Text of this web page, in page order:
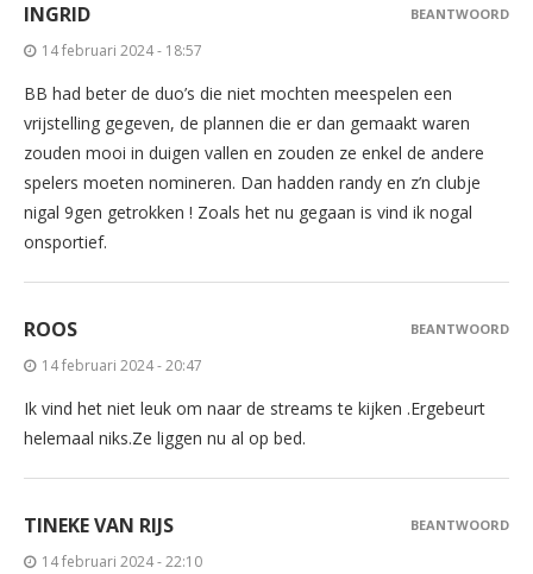
INGRID
14 februari 2024 - 18:57
BB had beter de duo’s die niet mochten meespelen een
vrijstelling gegeven, de plannen die er dan gemaakt waren
zouden mooi in duigen vallen en zouden ze enkel de andere
spelers moeten nomineren. Dan hadden randy en z’n clubje
nigal 9gen getrokken ! Zoals het nu gegaan is vind ik nogal
onsportief.
BEANTWOORD
ROOS
14 februari 2024 - 20:47
Ik vind het niet leuk om naar de streams te kijken .Ergebeurt
helemaal niks.Ze liggen nu al op bed.
BEANTWOORD
TINEKE VAN RIJS
14 februari 2024 - 22:10
BEANTWOORD